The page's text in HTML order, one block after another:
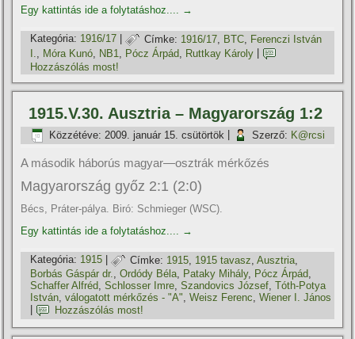
Egy kattintás ide a folytatáshoz.... →
Kategória: 1916/17 | Címke: 1916/17 BTC Ferenczi István
I.
Móra Kunó NB1 Pócz Árpád Ruttkay Károly
Hozzászólás most!
1915.V.30. Ausztria – Magyarország 1:2
Közzétéve: 2009. január 15. csütörtök Szerző: K@rcsi
A második háborús magyar—osztrák mérkőzés
Magyarország győz 2:1 (2:0)
Bécs, Práter-pálya. Biró: Schmieger (WSC).
Egy kattintás ide a folytatáshoz.... →
Kategória: 1915 | Címke: 1915 1915 tavasz ,Ausztria
Borbás Gáspár dr.,Ordódy Béla, Pataky Mihály, Pócz Árpád,
Schaffer Alfréd,Schlosser Imre,Szandovics József,Tóth-Potya
István,válogatott mérkőzés - "A",Weisz Ferenc,Wiener I. János
Hozzászólás most!